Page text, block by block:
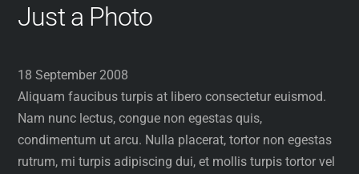
Just a Photo
18 September 2008
Aliquam faucibus turpis at libero consectetur euismod.
Nam nunc lectus, congue non egestas quis,
condimentum ut arcu. Nulla placerat, tortor non egestas
rutrum, mi turpis adipiscing dui, et mollis turpis tortor vel